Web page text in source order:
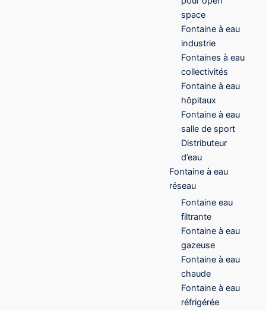
space
Fontaine à eau
industrie
Fontaines à eau
collectivités
Fontaine à eau
hôpitaux
Fontaine à eau
salle de sport
Distributeur
d’eau
Fontaine à eau
réseau
Fontaine eau
filtrante
Fontaine à eau
gazeuse
Fontaine à eau
chaude
Fontaine à eau
réfrigérée